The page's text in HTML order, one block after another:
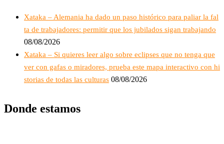
Xataka – Alemania ha dado un paso histórico para paliar la fal
ta de trabajadores: permitir que los jubilados sigan trabajando
08/08/2026
Xataka – Si quieres leer algo sobre eclipses que no tenga que
ver con gafas o miradores, prueba este mapa interactivo con hi
storias de todas las culturas 08/08/2026
Donde estamos